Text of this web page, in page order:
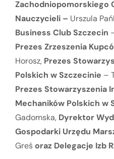
Zachodniopomorskiego
Nauczycieli – Urszula
Business Club Szczecin
Prezes Zrzeszenia
Horosz, Prezes
Polskich w Szczecinie –
Prezes Stowarzyszenia
Mechaników Polskich w
Gadomska, Dyrektor
Gospodarki Urzędu
Greś oraz Delegacje Izb